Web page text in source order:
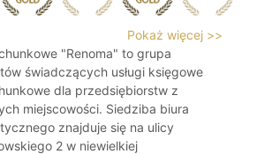
Pokaż więcej >>
"Renoma" to grupa
świadczących usługi księgowe
dla przedsiębiorstw z
miejscowości. Siedziba biura
znajduje się na ulicy
2 w niewielkiej